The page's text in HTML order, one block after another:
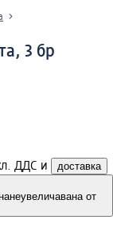
3 бр
ДДС и доставка
неувеличавана от